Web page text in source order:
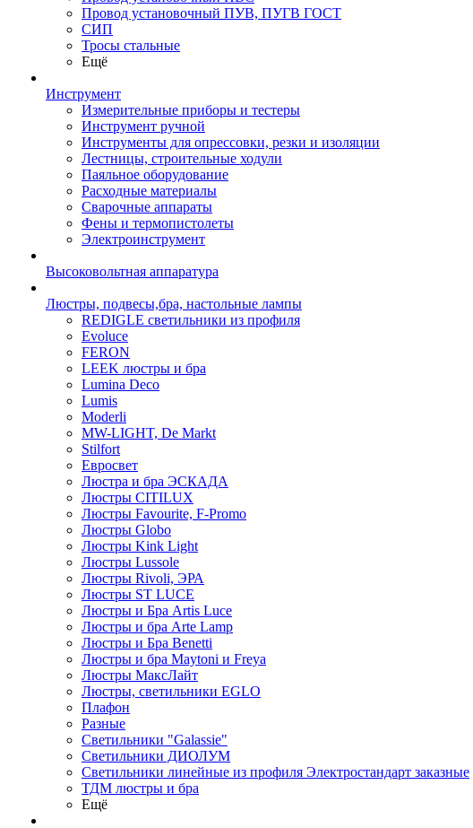
Провод установочный ПУВ, ПУГВ ГОСТ
СИП
Тросы стальные
Ещё
Инструмент
Измерительные приборы и тестеры
Инструмент ручной
Инструменты для опрессовки, резки и изоляции
Лестницы, строительные ходули
Паяльное оборудование
Расходные материалы
Сварочные аппараты
Фены и термопистолеты
Электроинструмент
Высоковольтная аппаратура
Люстры, подвесы,бра, настольные лампы
REDIGLE светильники из профиля
Evoluce
FERON
LEEK люстры и бра
Lumina Deco
Lumis
Moderli
MW-LIGHT, De Markt
Stilfort
Евросвет
Люстра и бра ЭСКАДА
Люстры CITILUX
Люстры Favourite, F-Promo
Люстры Globo
Люстры Kink Light
Люстры Lussole
Люстры Rivoli, ЭРА
Люстры ST LUCE
Люстры и Бра Artis Luce
Люстры и бра Arte Lamp
Люстры и Бра Benetti
Люстры и бра Maytoni и Freya
Люстры МаксЛайт
Люстры, светильники EGLO
Плафон
Разные
Светильники "Galassie"
Светильники ДИОЛУМ
Светильники линейные из профиля Электростандарт заказные
ТДМ люстры и бра
Ещё